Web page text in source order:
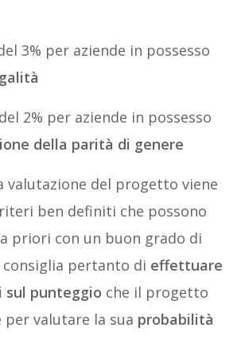
3% per aziende in possesso
2% per aziende in possesso
della parità di genere
valutazione del progetto viene
ben definiti che possono
priori con un buon grado di
consiglia pertanto di effettuare
sul punteggio che il progetto
valutare la sua probabilità